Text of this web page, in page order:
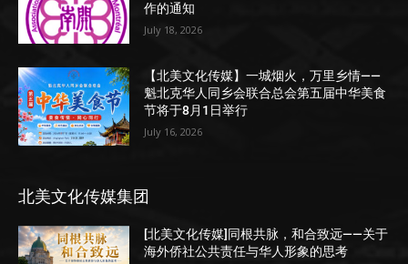
作的通知
July 18, 2026
【北美文化传媒】一城烟火，万里乡情——
魁北克华人同乡会联合总会第五届中华美食
节将于8月1日举行
July 16, 2026
北美文化传媒集团
[北美文化传媒]同根共脉，和合致远——关于
海外侨社公共责任与华人形象的思考